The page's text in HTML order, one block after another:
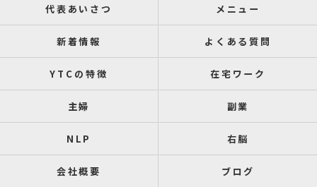
代表あいさつ メニュー
新着情報 よくある質問
YTCの特徴 在宅ワーク
主婦 副業
NLP 右脳
会社概要 ブログ